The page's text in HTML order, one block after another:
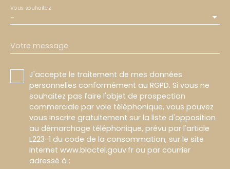
-
Vous souhaitez
Votre message
J'accepte le traitement de mes données
personnelles conformément au RGPD. Si vous ne
souhaitez pas faire l'objet de prospection
commerciale par voie téléphonique, vous pouvez
vous inscrire gratuitement sur la liste d'opposition
au démarchage téléphonique, prévu par l'article
L223-1 du code de la consommation, sur le site
Internet www.bloctel.gouv.fr ou par courrier
adressé à :